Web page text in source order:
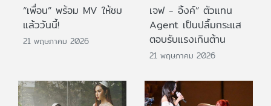
“เพื่อน” พร้อม MV ให้ชม
แล้ววันนี้!
21 พฤษภาคม 2026
เจฟ - อิ้งค์” ตัวแทน
Agent เป็นปลื้มกระแส
ตอบรับแรงเกินต้าน
21 พฤษภาคม 2026